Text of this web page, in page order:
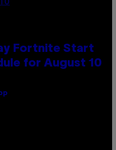
Fortnite Start
for August 10